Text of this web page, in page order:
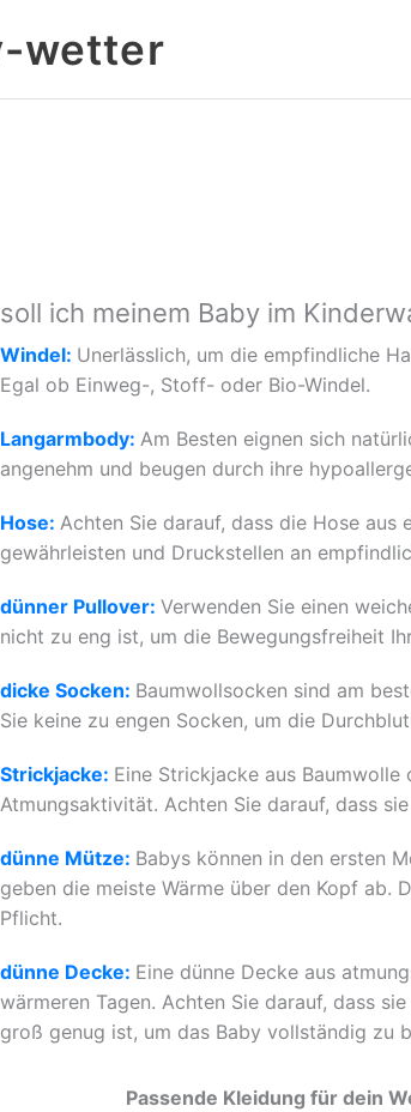
wetter
ich meinem Baby im
Windel: Unerlässlich, um die empfindliche
Egal ob Einweg-, Stoff- oder Bio-Windel.
Langarmbody: Am Besten eignen sich
angenehm und beugen durch ihre
Hose: Achten Sie darauf, dass die Hose
gewährleisten und Druckstellen an
dünner Pullover: Verwenden Sie einen
nicht zu eng ist, um die Bewegungsfreiheit
dicke Socken: Baumwollsocken sind am
Sie keine zu engen Socken, um die
Strickjacke: Eine Strickjacke aus
Atmungsaktivität. Achten Sie darauf, dass
dünne Mütze: Babys können in den ersten
geben die meiste Wärme über den Kopf ab.
Pflicht.
dünne Decke: Eine dünne Decke aus
wärmeren Tagen. Achten Sie darauf, dass
groß genug ist, um das Baby vollständig zu
Passende Kleidung für dein